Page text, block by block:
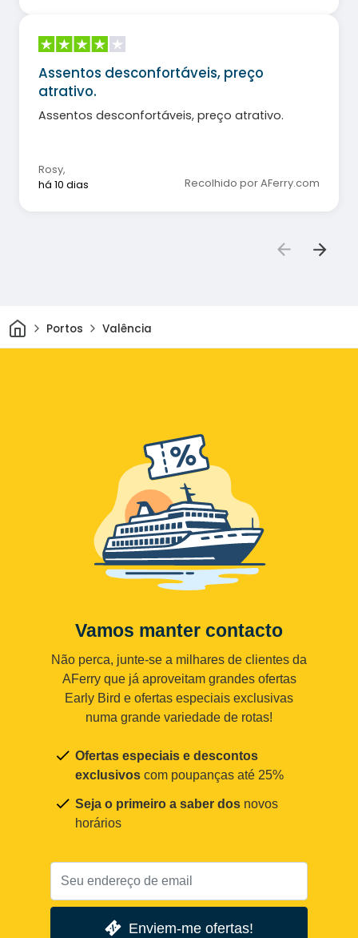
Assentos desconfortáveis, preço
atrativo.
Assentos desconfortáveis, preço atrativo.
Rosy,
há 10 dias
Recolhido por AFerry.com
CasaPortos Valência
Vamos manter contacto
Não perca, junte-se a milhares de clientes da
AFerry que já aproveitam grandes ofertas
Early Bird e ofertas especiais exclusivas
numa grande variedade de rotas!
Ofertas especiais e descontos
exclusivos com poupanças até 25%
Seja o primeiro a saber dos novos
horários
Enviem-me ofertas!